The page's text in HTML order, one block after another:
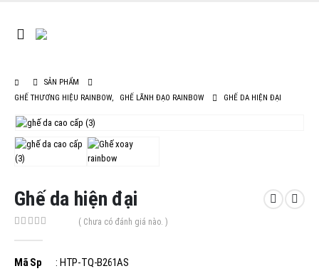
SẢN PHẨM
GHẾ THƯƠNG HIỆU RAINBOW, GHẾ LÃNH ĐẠO RAINBOW GHẾ DA HIỆN ĐẠI
Ghế da hiện đại
( Chưa có đánh giá nào. )
Mã Sp : HTP-TQ-B261AS